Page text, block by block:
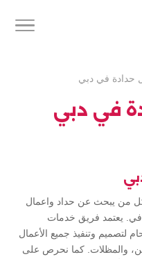
حدادة في دبي
في دبي
من يبحث عن حداد واعمال
يعتمد فريق خدمات
لتصميم وتنفيذ جميع الأعمال
والمظلات. كما نحرص على